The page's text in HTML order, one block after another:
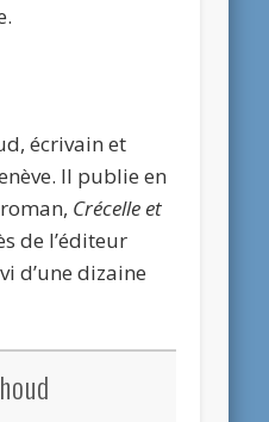
écrivain et
Il publie en
Crécelle et
de l’éditeur
d’une dizaine